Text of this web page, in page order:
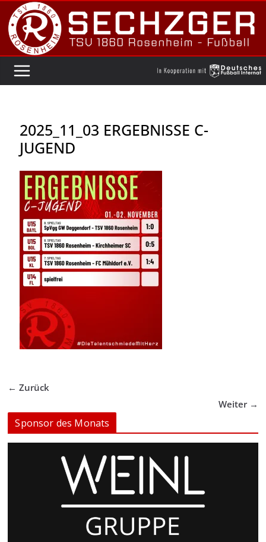
Zum
Inhalt
springen
2025_11_03 ERGEBNISSE C-
JUGEND
← Zurück
Weiter →
Sponsor des Monats